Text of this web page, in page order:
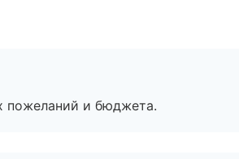
пожеланий и бюджета.